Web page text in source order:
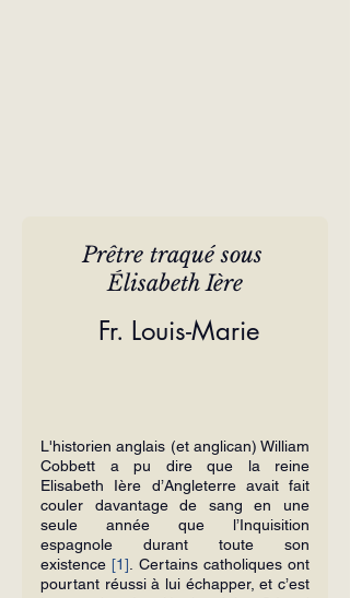
Prêtre traqué sous
Élisabeth Ière
Fr. Louis-Marie
L'historien anglais (et anglican) William
Cobbett a pu dire que la reine
Elisabeth Ière d’Angleterre avait fait
couler davantage de sang en une
seule année que l’Inquisition
espagnole durant toute son
existence [1] . Certains catholiques ont
pourtant réussi à lui échapper, et c’est